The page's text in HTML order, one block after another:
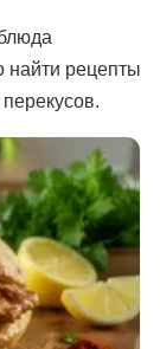
найти рецепты